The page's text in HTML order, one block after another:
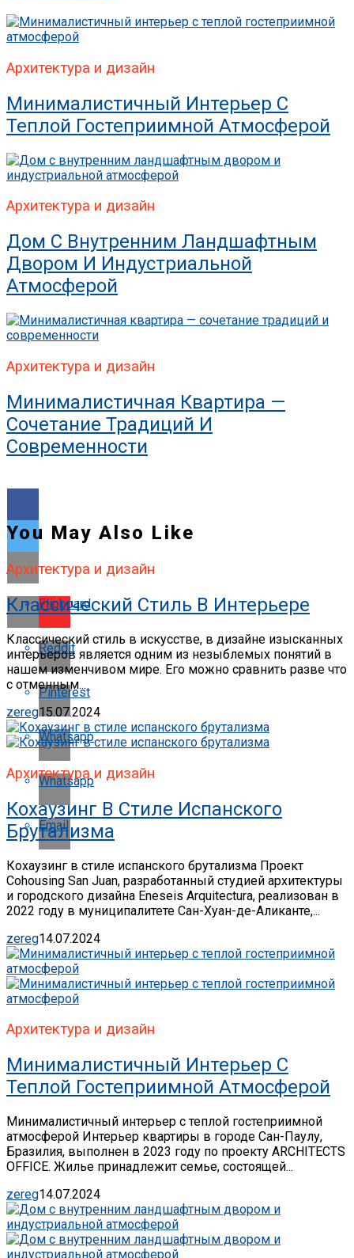
Архитектура и дизайн
Минималистичный Интерьер С
Теплой Гостеприимной Атмосферой
Архитектура и дизайн
Дом С Внутренним Ландшафтным
Двором И Индустриальной
Атмосферой
Архитектура и дизайн
Минималистичная Квартира —
Сочетание Традиций И
Современности
Flipboard
Reddit
Pinterest
Whatsapp
Whatsapp
Email
You May Also Like
Архитектура и дизайн
Классический Стиль В Интерьере
Классический стиль в искусстве, в дизайне изысканных
интерьеров является одним из незыблемых понятий в
нашем изменчивом мире. Его можно сравнить разве что
с отменным...
zereg15.07.2024
Архитектура и дизайн
Кохаузинг В Стиле Испанского
Брутализма
Кохаузинг в стиле испанского брутализма Проект
Cohousing San Juan, разработанный студией архитектуры
и городского дизайна Eneseis Arquitectura, реализован в
2022 году в муниципалитете Сан-Хуан-де-Аликанте,...
zereg14.07.2024
Архитектура и дизайн
Минималистичный Интерьер С
Теплой Гостеприимной Атмосферой
Минималистичный интерьер с теплой гостеприимной
атмосферой Интерьер квартиры в городе Сан-Паулу,
Бразилия, выполнен в 2023 году по проекту ARCHITECTS
OFFICE. Жилье принадлежит семье, состоящей...
zereg14.07.2024